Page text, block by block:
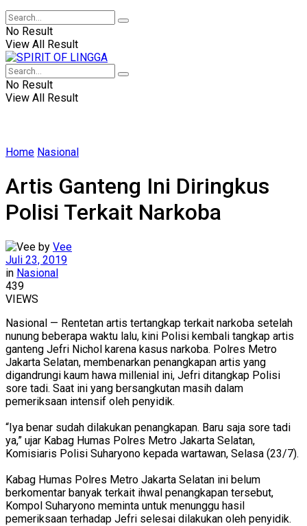
No Result
View All Result
No Result
View All Result
Home Nasional
Artis Ganteng Ini Diringkus
Polisi Terkait Narkoba
by Vee
Juli 23, 2019
in Nasional
439
VIEWS
Nasional — Rentetan artis tertangkap terkait narkoba setelah
nunung beberapa waktu lalu, kini Polisi kembali tangkap artis
ganteng Jefri Nichol karena kasus narkoba. Polres Metro
Jakarta Selatan, membenarkan penangkapan artis yang
digandrungi kaum hawa millenial ini, Jefri ditangkap Polisi
sore tadi. Saat ini yang bersangkutan masih dalam
pemeriksaan intensif oleh penyidik.
“Iya benar sudah dilakukan penangkapan. Baru saja sore tadi
ya,” ujar Kabag Humas Polres Metro Jakarta Selatan,
Komisiaris Polisi Suharyono kepada wartawan, Selasa (23/7).
Kabag Humas Polres Metro Jakarta Selatan ini belum
berkomentar banyak terkait ihwal penangkapan tersebut,
Kompol Suharyono meminta untuk menunggu hasil
pemeriksaan terhadap Jefri selesai dilakukan oleh penyidik.